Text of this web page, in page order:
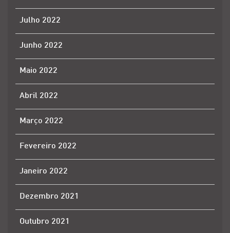
Julho 2022
Junho 2022
Maio 2022
Abril 2022
Março 2022
Fevereiro 2022
Janeiro 2022
Dezembro 2021
Outubro 2021